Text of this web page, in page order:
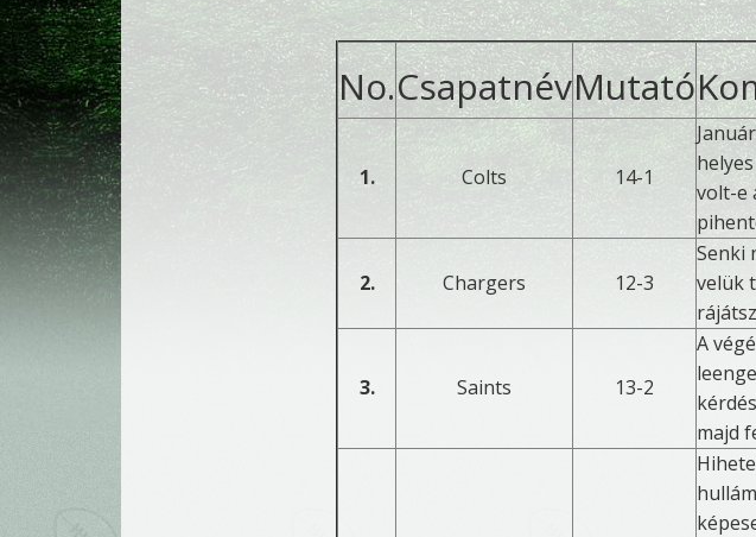
No.CsapatnévMutató
1. Colts 14-1
volt-e
2. Chargers 12-3
Senki
velük
3. Saints 13-2
A
majd